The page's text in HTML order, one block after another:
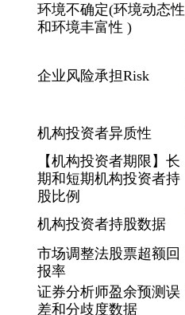
环境不确定(环境动态性
和环境丰富性 )
企业风险承担Risk
机构投资者异质性
【机构投资者期限】长
期和短期机构投资者持
股比例
机构投资者持股数据
市场调整法股票超额回
报率
证券分析师盈余预测误
差和分歧度数据